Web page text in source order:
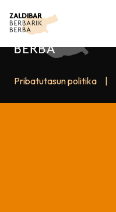
Pribatutasun politika